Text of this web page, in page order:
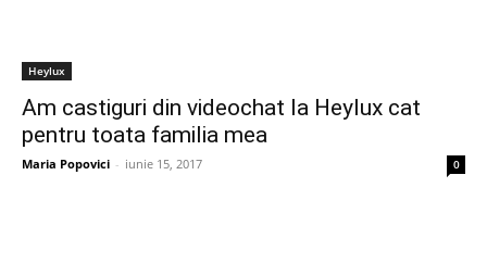
Heylux
Am castiguri din videochat la Heylux cat
pentru toata familia mea
Maria Popovici - iunie 15, 2017 0